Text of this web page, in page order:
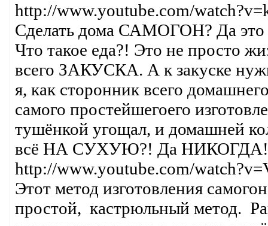
http://www.youtube.com/
Сделать дома САМОГОН? Да это
Что такое еда?! Это не просто
всего ЗАКУСКА. А к закуске
я, как сторонник всего
самого простейшегоего
тушёнкой угощал, и домашней
всё НА СУХУЮ?! Да НИКОГДА!
http://www.youtube.com/
Этот метод изготовления
простой, кастрюльный метод.